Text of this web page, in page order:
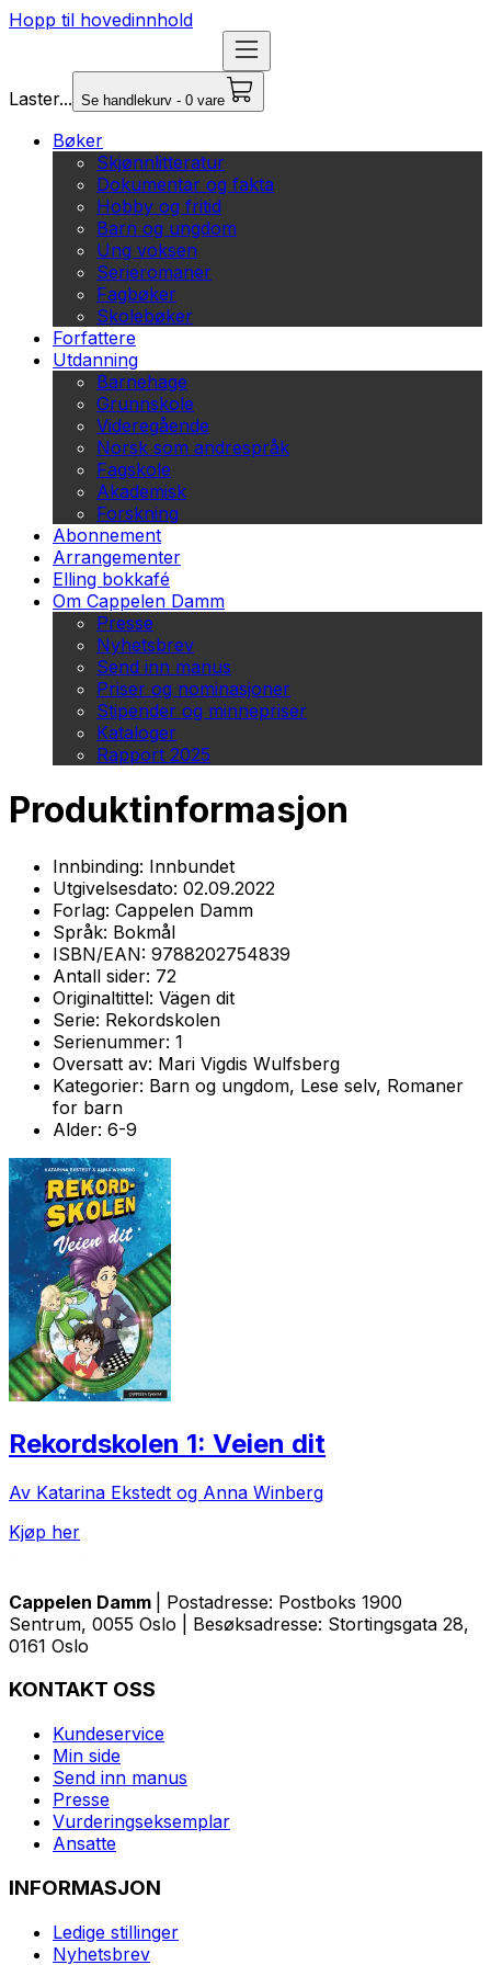
Hopp til hovedinnhold
Laster... Se handlekurv - 0 vare
Bøker
Skjønnlitteratur
Dokumentar og fakta
Hobby og fritid
Barn og ungdom
Ung voksen
Serieromaner
Fagbøker
Skolebøker
Forfattere
Utdanning
Barnehage
Grunnskole
Videregående
Norsk som andrespråk
Fagskole
Akademisk
Forskning
Abonnement
Arrangementer
Elling bokkafé
Om Cappelen Damm
Presse
Nyhetsbrev
Send inn manus
Priser og nominasjoner
Stipender og minnepriser
Kataloger
Rapport 2025
Produktinformasjon
Innbinding: Innbundet
Utgivelsesdato: 02.09.2022
Forlag: Cappelen Damm
Språk: Bokmål
ISBN/EAN: 9788202754839
Antall sider: 72
Originaltittel: Vägen dit
Serie: Rekordskolen
Serienummer: 1
Oversatt av: Mari Vigdis Wulfsberg
Kategorier: Barn og ungdom, Lese selv, Romaner
for barn
Alder: 6-9
Rekordskolen 1: Veien dit
Av Katarina Ekstedt og Anna Winberg
Kjøp her
Cappelen Damm
| Postadresse: Postboks 1900
Sentrum, 0055 Oslo | Besøksadresse: Stortingsgata 28,
0161 Oslo
KONTAKT OSS
Kundeservice
Min side
Send inn manus
Presse
Vurderingseksemplar
Ansatte
INFORMASJON
Ledige stillinger
Nyhetsbrev